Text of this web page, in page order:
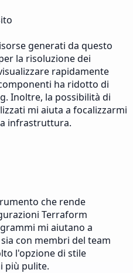
generati da questo
la risoluzione dei
rapidamente
ha ridotto di
Inoltre, la possibilità di
mi aiuta a focalizzarmi
infrastruttura.
che rende
Terraform
mi aiutano a
con membri del team
l'opzione di stile
più pulite.